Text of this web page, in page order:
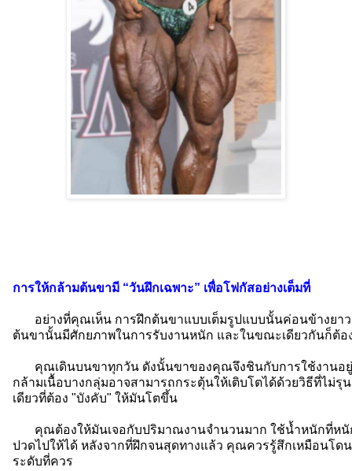
การให้กล้ามต้นขามี “วันฝึกเฉพาะ” เพื่อโฟกัสอย่างเต็มที่
อย่างที่คุณเห็น การฝึกต้นขาแบบเต็มรูปแบบนั้นค่อนข้างยาว
ต้นขานั้นมีศักยภาพในการรับงานหนัก และในขณะเดียวกันก็ต้
คุณเดินบนขาทุกวัน ดังนั้นขาของคุณจึงชินกับการใช้งานอยู่
กล้ามเนื้อบางกลุ่มอาจสามารถกระตุ้นให้เติบโตได้ด้วยวิธีที่ไม่
เดียวที่ต้อง "บังคับ" ให้มันโตขึ้น
คุณต้องให้มันเจอกับปริมาณงานจำนวนมาก ใช้น้ำหนักที่หนัก
ปวดไปให้ได้ หลังจากที่ฝึกจนสุดทางแล้ว คุณควรรู้สึกเหมือน
ระดับที่ควร